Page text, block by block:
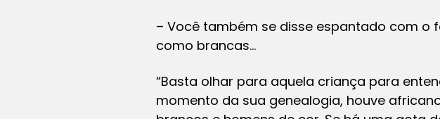
– Você também se disse espantado com
como brancas…
“Basta olhar para aquela criança para
momento da sua genealogia, houve